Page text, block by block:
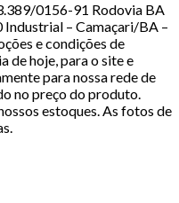
0156-91 Rodovia BA
Industrial – Camaçari/BA –
e condições de
de hoje, para o site e
para nossa rede de
no preço do produto.
estoques. As fotos de